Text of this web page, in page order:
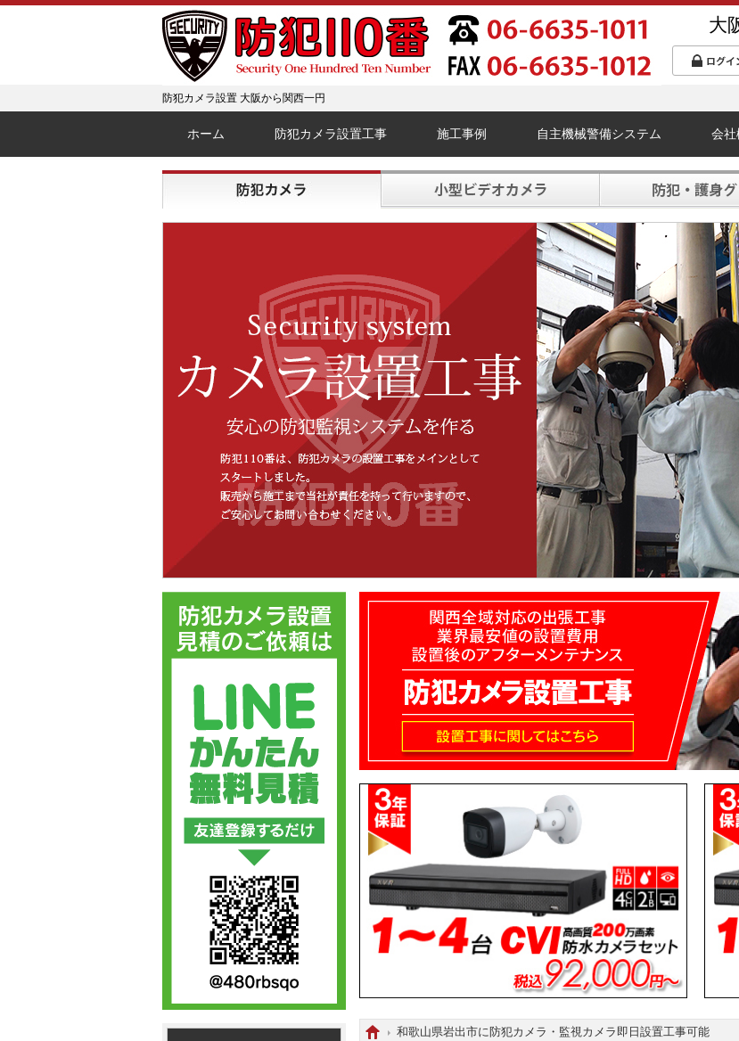
大
防犯カメラ設置 大阪から関西一円
ホーム 防犯カメラ設置工事 施工事例 自主機械警備システム 会社
和歌山県岩出市に防犯カメラ・監視カメラ即日設置工事可能